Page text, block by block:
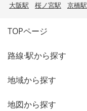
大阪駅 桜ノ宮駅 京橋駅
TOPページ
路線·駅から探す
地域から探す
地図から探す